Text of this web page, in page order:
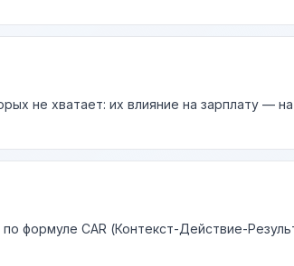
не хватает: их влияние на зарплату —
формуле CAR (Контекст-Действие-